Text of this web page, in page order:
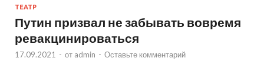
ТЕАТР
Путин призвал не забывать вовремя
ревакцинироваться
17.09.2021 - от admin - Оставьте комментарий